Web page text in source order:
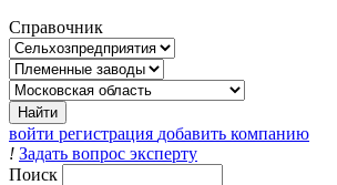
Справочник
войти регистрация добавить компанию
! Задать вопрос эксперту
Поиск